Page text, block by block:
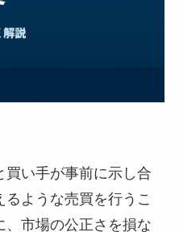
買い手が事前に示し合
ような売買を行うこ
、市場の公正さを損な